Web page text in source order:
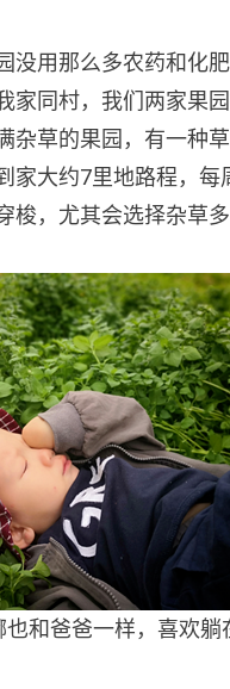
没用那么多农药和化
家同村，我们两家果
杂草的果园，有一种
家大约7里地路程，
梭，尤其会选择杂草多
和爸爸一样，喜欢躺